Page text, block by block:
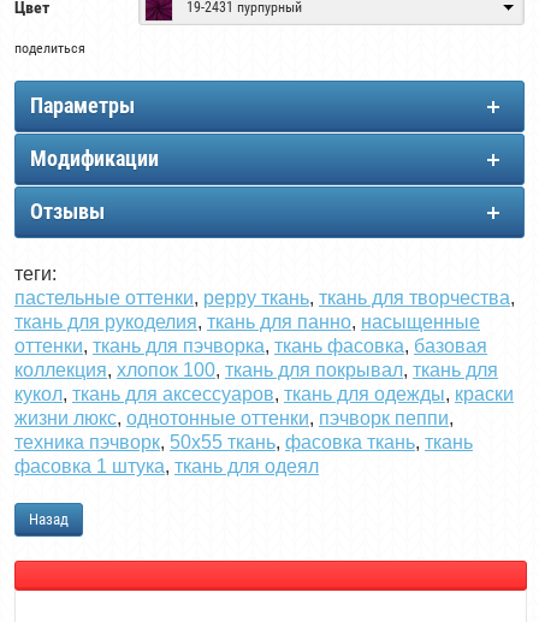
Цвет 19-2431 пурпурный
поделиться
Параметры
Модификации
Отзывы
теги:
пастельные оттенки, peppy ткань, ткань для творчества,
ткань для рукоделия, ткань для панно, насыщенные
оттенки, ткань для пэчворка, ткань фасовка, базовая
коллекция, хлопок 100, ткань для покрывал, ткань для
кукол, ткань для аксессуаров, ткань для одежды, краски
жизни люкс, однотонные оттенки, пэчворк пеппи,
техника пэчворк, 50х55 ткань, фасовка ткань, ткань
фасовка 1 штука, ткань для одеял
Назад